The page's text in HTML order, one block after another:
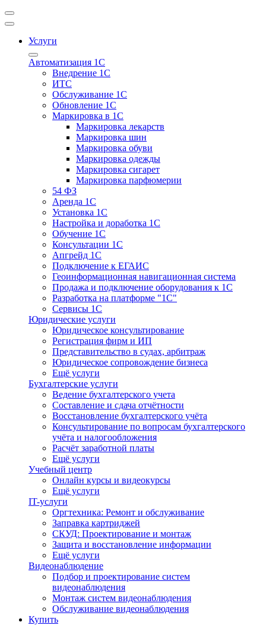
Услуги
Автоматизация 1С
Внедрение 1С
ИТС
Обслуживание 1С
Обновление 1С
Маркировка в 1С
Маркировка лекарств
Маркировка шин
Маркировка обуви
Маркировка одежды
Маркировка сигарет
Маркировка парфюмерии
54 ФЗ
Аренда 1С
Установка 1С
Настройка и доработка 1С
Обучение 1С
Консультации 1С
Апгрейд 1С
Подключение к ЕГАИС
Геоинформационная навигационная система
Продажа и подключение оборудования к 1С
Разработка на платформе "1С"
Сервисы 1С
Юридические услуги
Юридическое консультирование
Регистрация фирм и ИП
Представительство в судах, арбитраж
Юридическое сопровождение бизнеса
Ещё услуги
Бухгалтерские услуги
Ведение бухгалтерского учета
Составление и сдача отчётности
Восстановление бухгалтерского учёта
Консультирование по вопросам бухгалтерского
учёта и налогообложения
Расчёт заработной платы
Ещё услуги
Учебный центр
Онлайн курсы и видеокурсы
Ещё услуги
IT-услуги
Оргтехника: Ремонт и обслуживание
Заправка картриджей
СКУД: Проектирование и монтаж
Защита и восстановление информации
Ещё услуги
Видеонаблюдение
Подбор и проектирование систем
видеонаблюдения
Монтаж систем видеонаблюдения
Обслуживание видеонаблюдения
Купить